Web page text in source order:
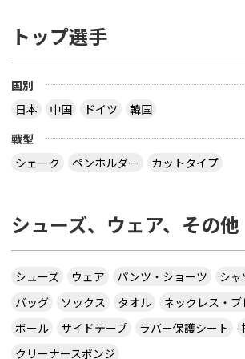
トップ選手
国別
日本
中国 ドイツ
韓国
戦型
シェーク
ペンホルダー カットタイプ
シューズ、ウェア、その他
シューズ ウェア パンツ・ショーツ シャ
バッグ
ソックス タオル
ネックレス・ブ
ボール
サイドテープ ラバー保護シート
クリーナースポンジ